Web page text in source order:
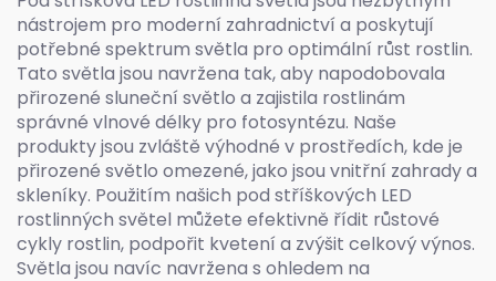
nástrojem pro moderní zahradnictví a poskytují
potřebné spektrum světla pro optimální růst rostlin.
Tato světla jsou navržena tak, aby napodobovala
přirozené sluneční světlo a zajistila rostlinám
správné vlnové délky pro fotosyntézu. Naše
produkty jsou zvláště výhodné v prostředích, kde je
přirozené světlo omezené, jako jsou vnitřní zahrady a
skleníky. Použitím našich pod stříškových LED
rostlinných světel můžete efektivně řídit růstové
cykly rostlin, podpořit kvetení a zvýšit celkový výnos.
Světla jsou navíc navržena s ohledem na